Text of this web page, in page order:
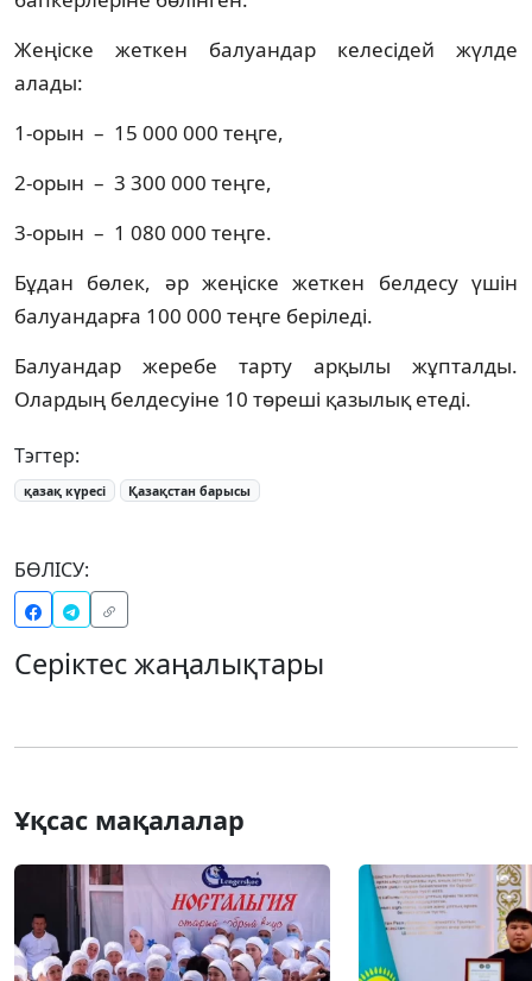
Жеңіске жеткен балуандар келесідей жүлде
алады:
1-орын – 15 000 000 теңге,
2-орын – 3 300 000 теңге,
3-орын – 1 080 000 теңге.
Бұдан бөлек, әр жеңіске жеткен белдесу үшін
балуандарға 100 000 теңге беріледі.
Балуандар жеребе тарту арқылы жұпталды.
Олардың белдесуіне 10 төреші қазылық етеді.
Тэгтер:
қазақ күресі Қазақстан барысы
БӨЛІСУ:
Серіктес жаңалықтары
Ұқсас мақалалар